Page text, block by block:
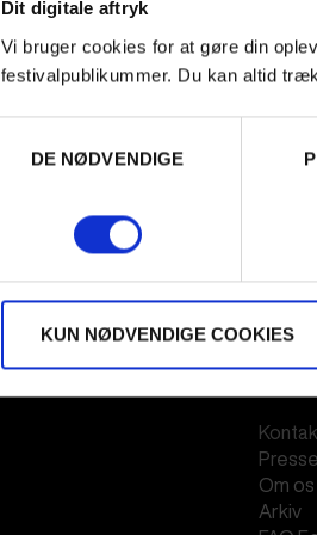
Dit digitale aftryk
Vi bruger cookies for at gøre din
festivalpublikummer. Du kan altid
DE NØDVENDIGE
KUN NØDVENDIGE COOKIES
DA
Om os
Arkiv